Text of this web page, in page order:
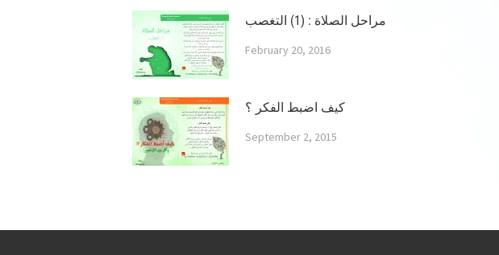
مراحل الصلاة : (1) التغصب
February 20, 2016
كيف اضبط الفكر ؟
September 2, 2015